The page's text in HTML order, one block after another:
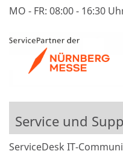
MO - FR: 08:00 - 16:30
Service und
ServiceDesk IT-